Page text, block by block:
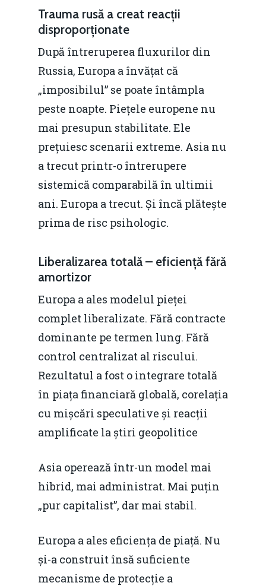
Trauma rusă a creat reacții
disproporționate
După întreruperea fluxurilor din
Russia, Europa a învățat că
„imposibilul” se poate întâmpla
peste noapte. Piețele europene nu
mai presupun stabilitate. Ele
prețuiesc scenarii extreme. Asia nu
a trecut printr-o întrerupere
sistemică comparabilă în ultimii
ani. Europa a trecut. Și încă plătește
prima de risc psihologic.
Liberalizarea totală – eficiență fără
amortizor
Europa a ales modelul pieței
complet liberalizate. Fără contracte
dominante pe termen lung. Fără
control centralizat al riscului.
Rezultatul a fost o integrare totală
în piața financiară globală, corelația
cu mișcări speculative și reacții
amplificate la știri geopolitice
Asia operează într-un model mai
hibrid, mai administrat. Mai puțin
„pur capitalist”, dar mai stabil.
Europa a ales eficiența de piață. Nu
și-a construit însă suficiente
mecanisme de protecție a